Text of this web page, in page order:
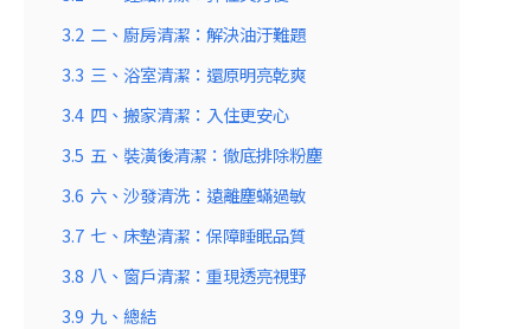
3.2 二、廚房清潔：解決油汙難題
3.3 三、浴室清潔：還原明亮乾爽
3.4 四、搬家清潔：入住更安心
3.5 五、裝潢後清潔：徹底排除粉塵
3.6 六、沙發清洗：遠離塵蟎過敏
3.7 七、床墊清潔：保障睡眠品質
3.8 八、窗戶清潔：重現透亮視野
3.9 九、總結